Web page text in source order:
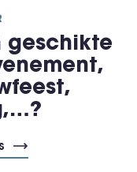
geschikte